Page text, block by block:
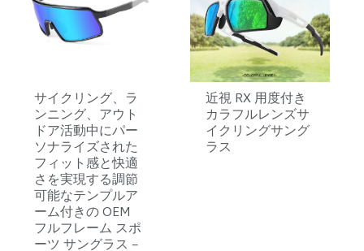
サイクリング、ラ
ンニング、アウト
ドア活動中にパー
ソナライズされた
フィット感と快適
さを実現する調節
可能なテンプルア
ーム付きの OEM
フルフレーム スポ
ーツ サングラス –
近視 RX 用度付き
カラフルレンズサ
イクリングサング
ラス